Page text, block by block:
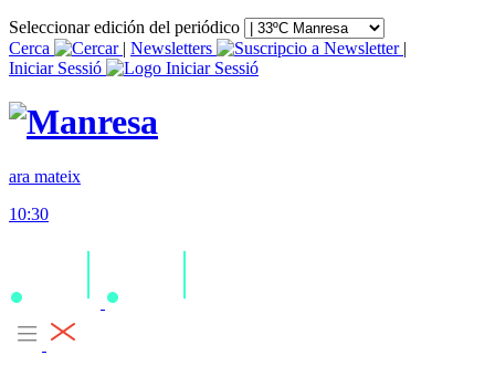
Seleccionar edición del periódico
Cerca
| Newsletters
|
Iniciar Sessió
ara mateix
10:30